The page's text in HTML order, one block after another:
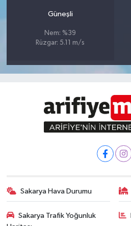
Güneşli
Nem: %39
Rüzgar: 5.11 m/s
Sakarya Hava Durumu
Sakarya Trafik Yoğunluk